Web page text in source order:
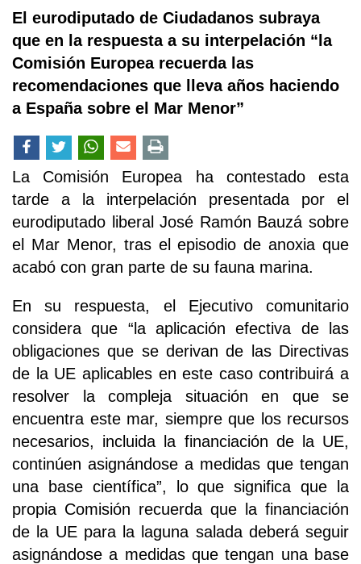
El eurodiputado de Ciudadanos subraya
que en la respuesta a su interpelación “la
Comisión Europea recuerda las
recomendaciones que lleva años haciendo
a España sobre el Mar Menor”
La Comisión Europea ha contestado esta
tarde a la interpelación presentada por el
eurodiputado liberal José Ramón Bauzá sobre
el Mar Menor, tras el episodio de anoxia que
acabó con gran parte de su fauna marina.
En su respuesta, el Ejecutivo comunitario
considera que “la aplicación efectiva de las
obligaciones que se derivan de las Directivas
de la UE aplicables en este caso contribuirá a
resolver la compleja situación en que se
encuentra este mar, siempre que los recursos
necesarios, incluida la financiación de la UE,
continúen asignándose a medidas que tengan
una base científica”, lo que significa que la
propia Comisión recuerda que la financiación
de la UE para la laguna salada deberá seguir
asignándose a medidas que tengan una base